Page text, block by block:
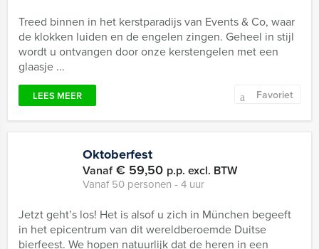
Treed binnen in het kerstparadijs van Events & Co, waar
de klokken luiden en de engelen zingen. Geheel in stijl
wordt u ontvangen door onze kerstengelen met een
glaasje ...
LEES MEER Favoriet
Oktoberfest
Vanaf€ 59,50 p.p. excl. BTW
Vanaf 50 personen ‐ 4 uur
Jetzt geht’s los! Het is alsof u zich in München begeeft
in het epicentrum van dit wereldberoemde Duitse
bierfeest. We hopen natuurlijk dat de heren in een